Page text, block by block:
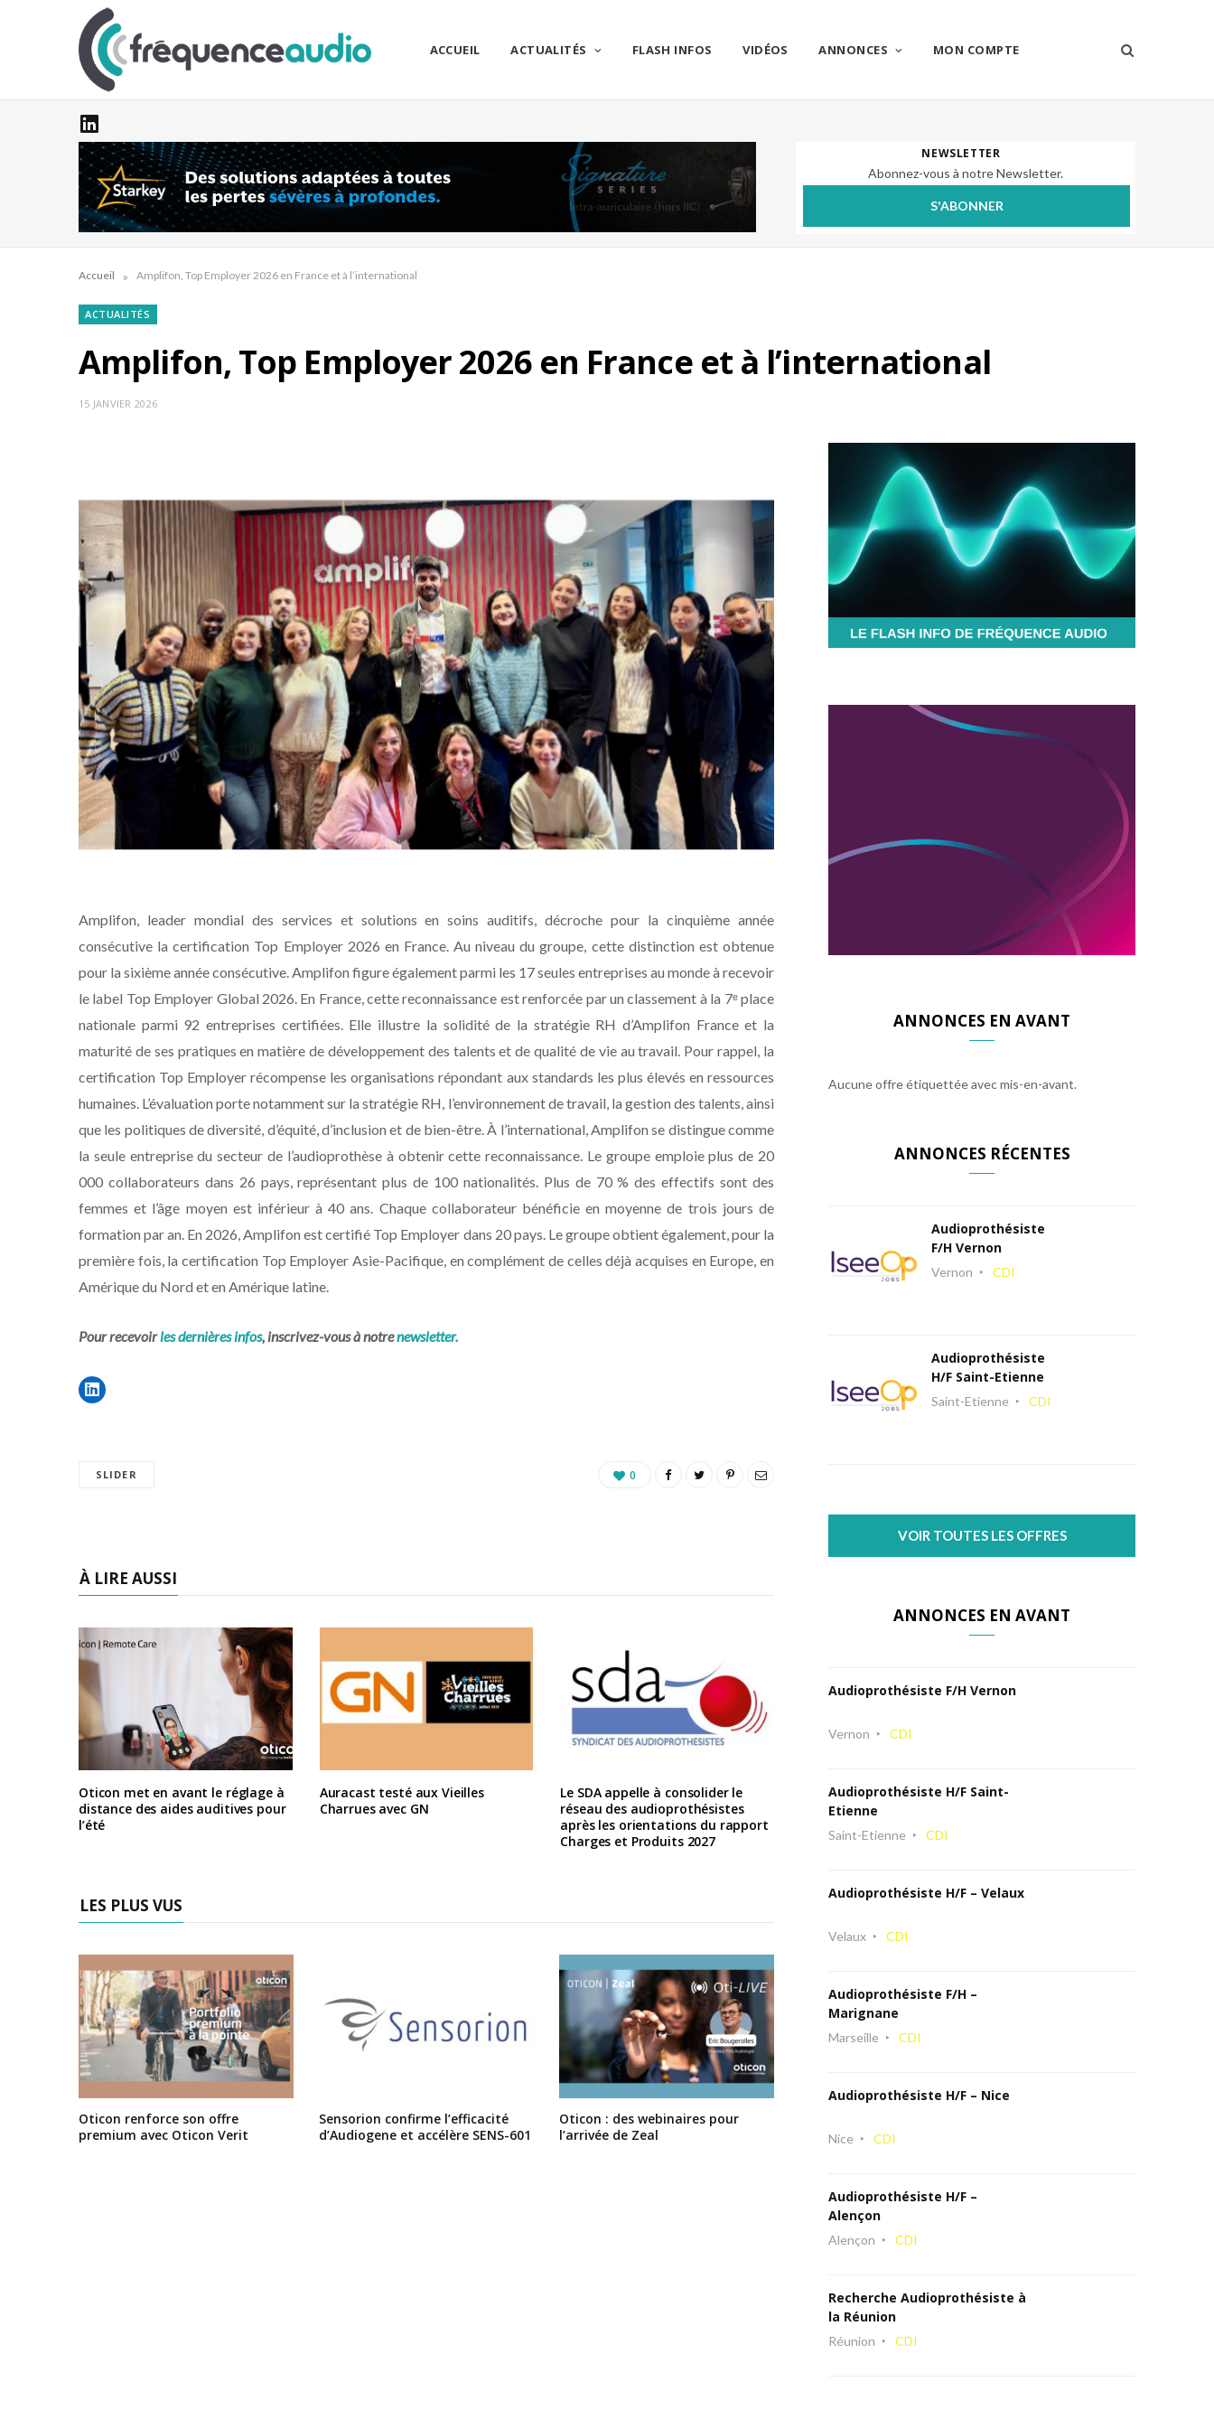
ACCUEIL ACTUALITÉS FLASH INFOS VIDÉOS ANNONCES MON COMPTE
NEWSLETTER
Abonnez-vous à notre Newsletter.
S'ABONNER
Accueil » Amplifon, Top Employer 2026 en France et à l’international
ACTUALITÉS
Amplifon, Top Employer 2026 en France et à l’international
15 JANVIER 2026
Amplifon, leader mondial des services et solutions en soins auditifs, décroche pour la cinquième année
consécutive la certification Top Employer 2026 en France. Au niveau du groupe, cette distinction est obtenue
pour la sixième année consécutive. Amplifon figure également parmi les 17 seules entreprises au monde à recevoir
le label Top Employer Global 2026. En France, cette reconnaissance est renforcée par un classement à la 7ᵉ place
nationale parmi 92 entreprises certifiées. Elle illustre la solidité de la stratégie RH d’Amplifon France et la
maturité de ses pratiques en matière de développement des talents et de qualité de vie au travail. Pour rappel, la
certification Top Employer récompense les organisations répondant aux standards les plus élevés en ressources
humaines. L’évaluation porte notamment sur la stratégie RH, l’environnement de travail, la gestion des talents, ainsi
que les politiques de diversité, d’équité, d’inclusion et de bien-être. À l’international, Amplifon se distingue comme
la seule entreprise du secteur de l’audioprothèse à obtenir cette reconnaissance. Le groupe emploie plus de 20
000 collaborateurs dans 26 pays, représentant plus de 100 nationalités. Plus de 70 % des effectifs sont des
femmes et l’âge moyen est inférieur à 40 ans. Chaque collaborateur bénéficie en moyenne de trois jours de
formation par an. En 2026, Amplifon est certifié Top Employer dans 20 pays. Le groupe obtient également, pour la
première fois, la certification Top Employer Asie-Pacifique, en complément de celles déjà acquises en Europe, en
Amérique du Nord et en Amérique latine.
Pour recevoirles dernières infos, inscrivez-vous à notrenewsletter.
SLIDER 0
À LIRE AUSSI
Oticon met en avant le réglage à
distance des aides auditives pour
l’été
Auracast testé aux Vieilles
Charrues avec GN
Le SDA appelle à consolider le
réseau des audioprothésistes
après les orientations du rapport
Charges et Produits 2027
LES PLUS VUS
Oticon renforce son offre
premium avec Oticon Verit
Sensorion confirme l’efficacité
d’Audiogene et accélère SENS-601
Oticon : des webinaires pour
l’arrivée de Zeal
ANNONCES EN AVANT
Aucune offre étiquettée avec mis-en-avant.
ANNONCES RÉCENTES
Audioprothésiste
F/H Vernon
Vernon CDI
Audioprothésiste
H/F Saint-Etienne
Saint-Etienne CDI
VOIR TOUTES LES OFFRES
ANNONCES EN AVANT
Audioprothésiste F/H Vernon
Vernon CDI
Audioprothésiste H/F Saint-
Etienne
Saint-Etienne CDI
Audioprothésiste H/F – Velaux
Velaux CDI
Audioprothésiste F/H –
Marignane
Marseille CDI
Audioprothésiste H/F – Nice
Nice CDI
Audioprothésiste H/F –
Alençon
Alençon CDI
Recherche Audioprothésiste à
la Réunion
Réunion CDI